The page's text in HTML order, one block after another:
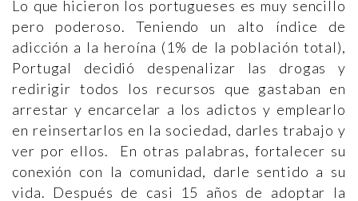
Lo que hicieron los portugueses es muy sencillo
pero poderoso. Teniendo un alto índice de
adicción a la heroína (1% de la población total),
Portugal decidió despenalizar las drogas y
redirigir todos los recursos que gastaban en
arrestar y encarcelar a los adictos y emplearlo
en reinsertarlos en la sociedad, darles trabajo y
ver por ellos. En otras palabras, fortalecer su
conexión con la comunidad, darle sentido a su
vida. Después de casi 15 años de adoptar la